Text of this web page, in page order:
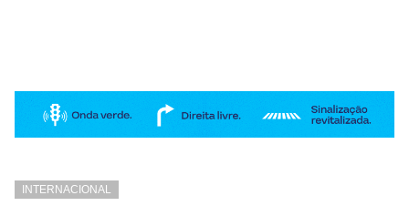
INTERNACIONAL